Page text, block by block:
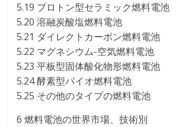
5.19 プロトン型セラミック燃料電池
5.20 溶融炭酸塩燃料電池
5.21 ダイレクトカーボン燃料電池
5.22 マグネシウム-空気燃料電池
5.23 平板型固体酸化物形燃料電池
5.24 酵素型バイオ燃料電池
5.25 その他のタイプの燃料電池
6 燃料電池の世界市場、技術別